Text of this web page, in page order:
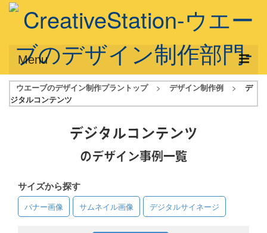
Menu
サービス概要
デザインアシスト
フルデザイン
データ修正
写真からイラスト作成
ウエーブのデザイン制作プラントップ > デザイン制作例 >
デ
ジタルコンテンツ
デジタルコンテンツ
のデザイン事例一覧
サイズから探す
バナー画像 サムネイル画像 デジタルサイネージ